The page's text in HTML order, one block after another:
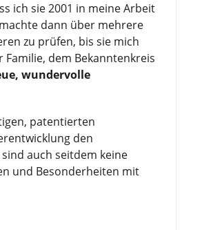
ich sie 2001 in meine Arbeit
dann über mehrere
zu prüfen, bis sie mich
dem Bekanntenkreis
wundervolle
patentierten
den
auch seitdem keine
und Besonderheiten mit